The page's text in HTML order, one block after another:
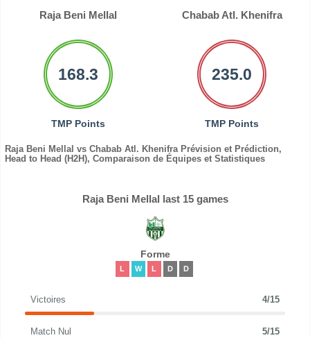
Raja Beni Mellal Chabab Atl. Khenifra
168.3
TMP Points
235.0
TMP Points
Raja Beni Mellal vs Chabab Atl. Khenifra Prévision et Prédiction,
Head to Head (H2H), Comparaison de Équipes et Statistiques
Raja Beni Mellal last 15 games
Forme
L W L D D
Victoires 4/15
Match Nul 5/15